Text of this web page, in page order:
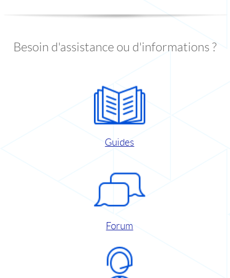
Besoin d'assistance ou d'informations ?
Guides
Forum